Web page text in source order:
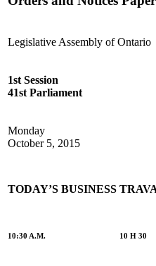
Legislative Assembly of Ontario
1st Session
41st Parliament
Monday
October 5, 2015
TODAY’S BUSINESS
10:30 A.M. 10 H 30